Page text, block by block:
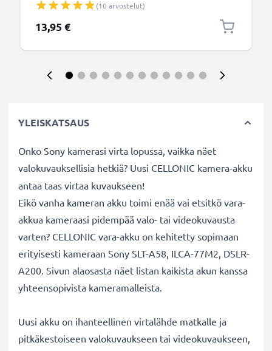
1m + USB Kaapeli valmistajalta CELLONIC
(10 arvostelut)
13,95 €
YLEISKATSAUS
Onko Sony kamerasi virta lopussa, vaikka näet
valokuvauksellisia hetkiä? Uusi CELLONIC kamera-akku
antaa taas virtaa kuvaukseen!
Eikö vanha kameran akku toimi enää vai etsitkö vara-
akkua kameraasi pidempää valo- tai videokuvausta
varten? CELLONIC vara-akku on kehitetty sopimaan
erityisesti kameraan Sony SLT-A58, ILCA-77M2, DSLR-
A200. Sivun alaosasta näet listan kaikista akun kanssa
yhteensopivista kameramalleista.
Uusi akku on ihanteellinen virtalähde matkalle ja
pitkäkestoiseen valokuvaukseen tai videokuvaukseen,